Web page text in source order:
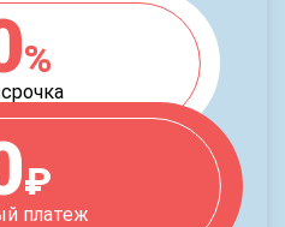
%
₽
платеж